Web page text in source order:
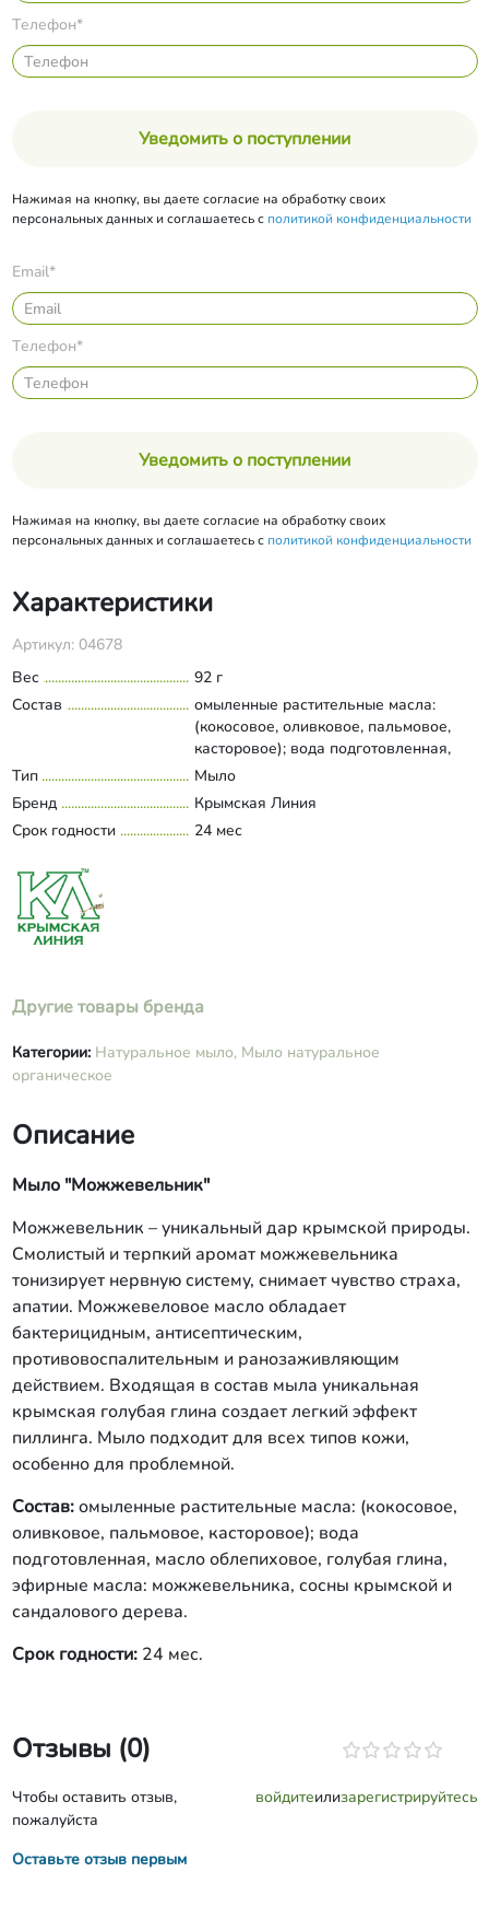
Телефон*
Уведомить о поступлении
Нажимая на кнопку, вы даете согласие на обработку своих
персональных данных и соглашаетесь с политикой конфиденциальности
Email*
Телефон*
Уведомить о поступлении
Нажимая на кнопку, вы даете согласие на обработку своих
персональных данных и соглашаетесь с политикой конфиденциальности
Характеристики
Артикул: 04678
Вес
92 г
Состав
омыленные растительные масла:
(кокосовое, оливковое, пальмовое,
касторовое); вода подготовленная,
масло облепиховое, голубая глина,
эфирные масла: можжевельника,
сосны крымской и сандалового
дерева.
Развернуть состав
Тип
Мыло
Бренд
Крымская Линия
Срок годности
24 мес
Другие товары бренда
Категории: Натуральное мыло, Мыло натуральное
органическое
Описание
Мыло "Можжевельник"
Можжевельник – уникальный дар крымской природы.
Смолистый и терпкий аромат можжевельника
тонизирует нервную систему, снимает чувство страха,
апатии. Можжевеловое масло обладает
бактерицидным, антисептическим,
противовоспалительным и ранозаживляющим
действием. Входящая в состав мыла уникальная
крымская голубая глина создает легкий эффект
пиллинга. Мыло подходит для всех типов кожи,
особенно для проблемной.
Состав:омыленные растительные масла: (кокосовое,
оливковое, пальмовое, касторовое); вода
подготовленная, масло облепиховое, голубая глина,
эфирные масла: можжевельника, сосны крымской и
сандалового дерева.
Срок годности:24 мес.
Отзывы (0)
Чтобы оставить отзыв,
пожалуйста
войдитеилизарегистрируйтесь
Оставьте отзыв первым